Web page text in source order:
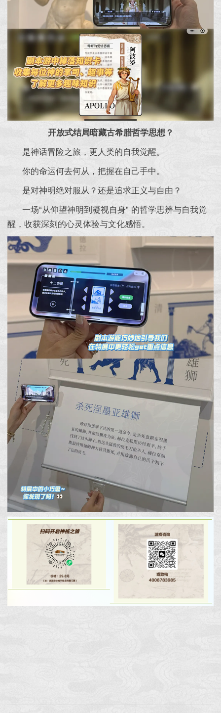
开放式结局暗藏古希腊哲学思想？
是神话冒险之旅，更人类的自我觉醒。
你的命运何去何从，把握在自己手中。
是对神明绝对服从？还是追求正义与自由？
一场“从仰望神明到凝视自身” 的哲学思辨与自我觉
醒，收获深刻的心灵体验与文化感悟。